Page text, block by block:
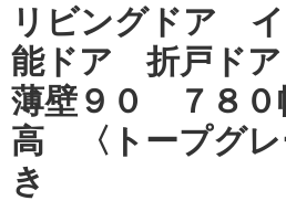
リビングドア
能ドア 折戸ド
薄壁９０ ７８
高 〈トープグ
き